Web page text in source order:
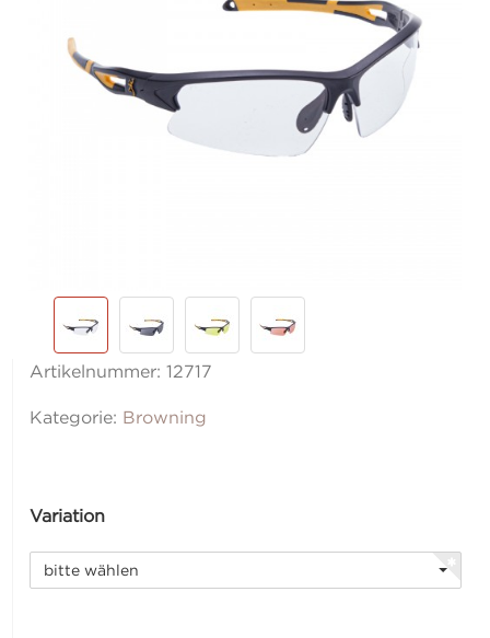
Artikelnummer:12717
Kategorie: Browning
Variation
bitte wählen